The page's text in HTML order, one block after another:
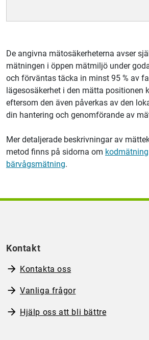
De angivna mätosäkerheterna avser
mätningen i öppen mätmiljö under
och förväntas täcka in minst 95 % av
lägesosäkerhet i den mätta positionen
eftersom den även påverkas av den
din hantering och genomförande av
Mer detaljerade beskrivningar av
metod finns på sidorna om kodmätning
bärvågsmätning.
Kontakt
Kontakta oss
Vanliga frågor
Hjälp oss att bli bättre